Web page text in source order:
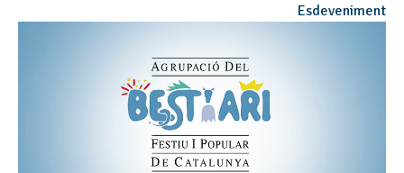
Esdeveniment